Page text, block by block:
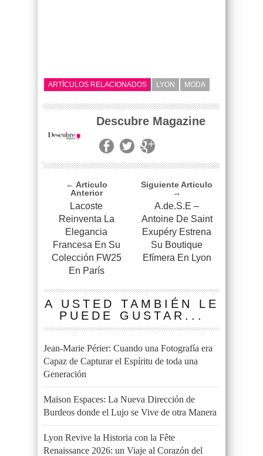
ARTÍCULOS RELACIONADOS LYON MODA
Descubre Magazine
← Articulo
Anterior
Lacoste
Reinventa La
Elegancia
Francesa En Su
Colección FW25
En París
Siguiente Articulo
→
A.de.S.E –
Antoine De Saint
Exupéry Estrena
Su Boutique
Efímera En Lyon
A USTED TAMBIÉN LE
PUEDE GUSTAR...
Jean-Marie Périer: Cuando una Fotografía era
Capaz de Capturar el Espíritu de toda una
Generación
Maison Espaces: La Nueva Dirección de
Burdeos donde el Lujo se Vive de otra Manera
Lyon Revive la Historia con la Fête
Renaissance 2026: un Viaje al Corazón del